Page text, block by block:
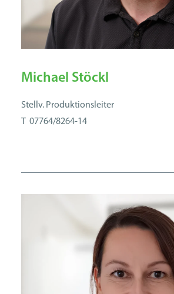
Michael Stöckl
Stellv. Produktionsleiter
T 07764/8264-14